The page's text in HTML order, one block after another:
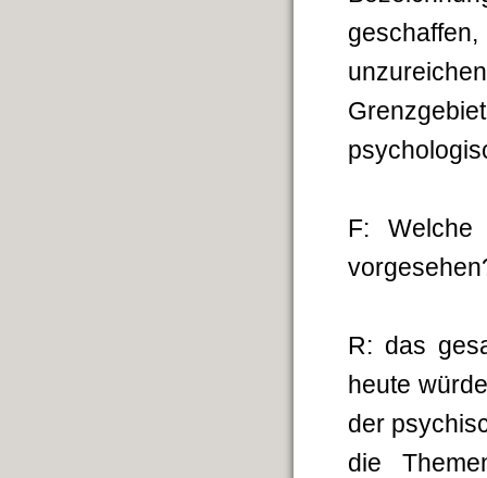
F:
R: das
heute
der
die